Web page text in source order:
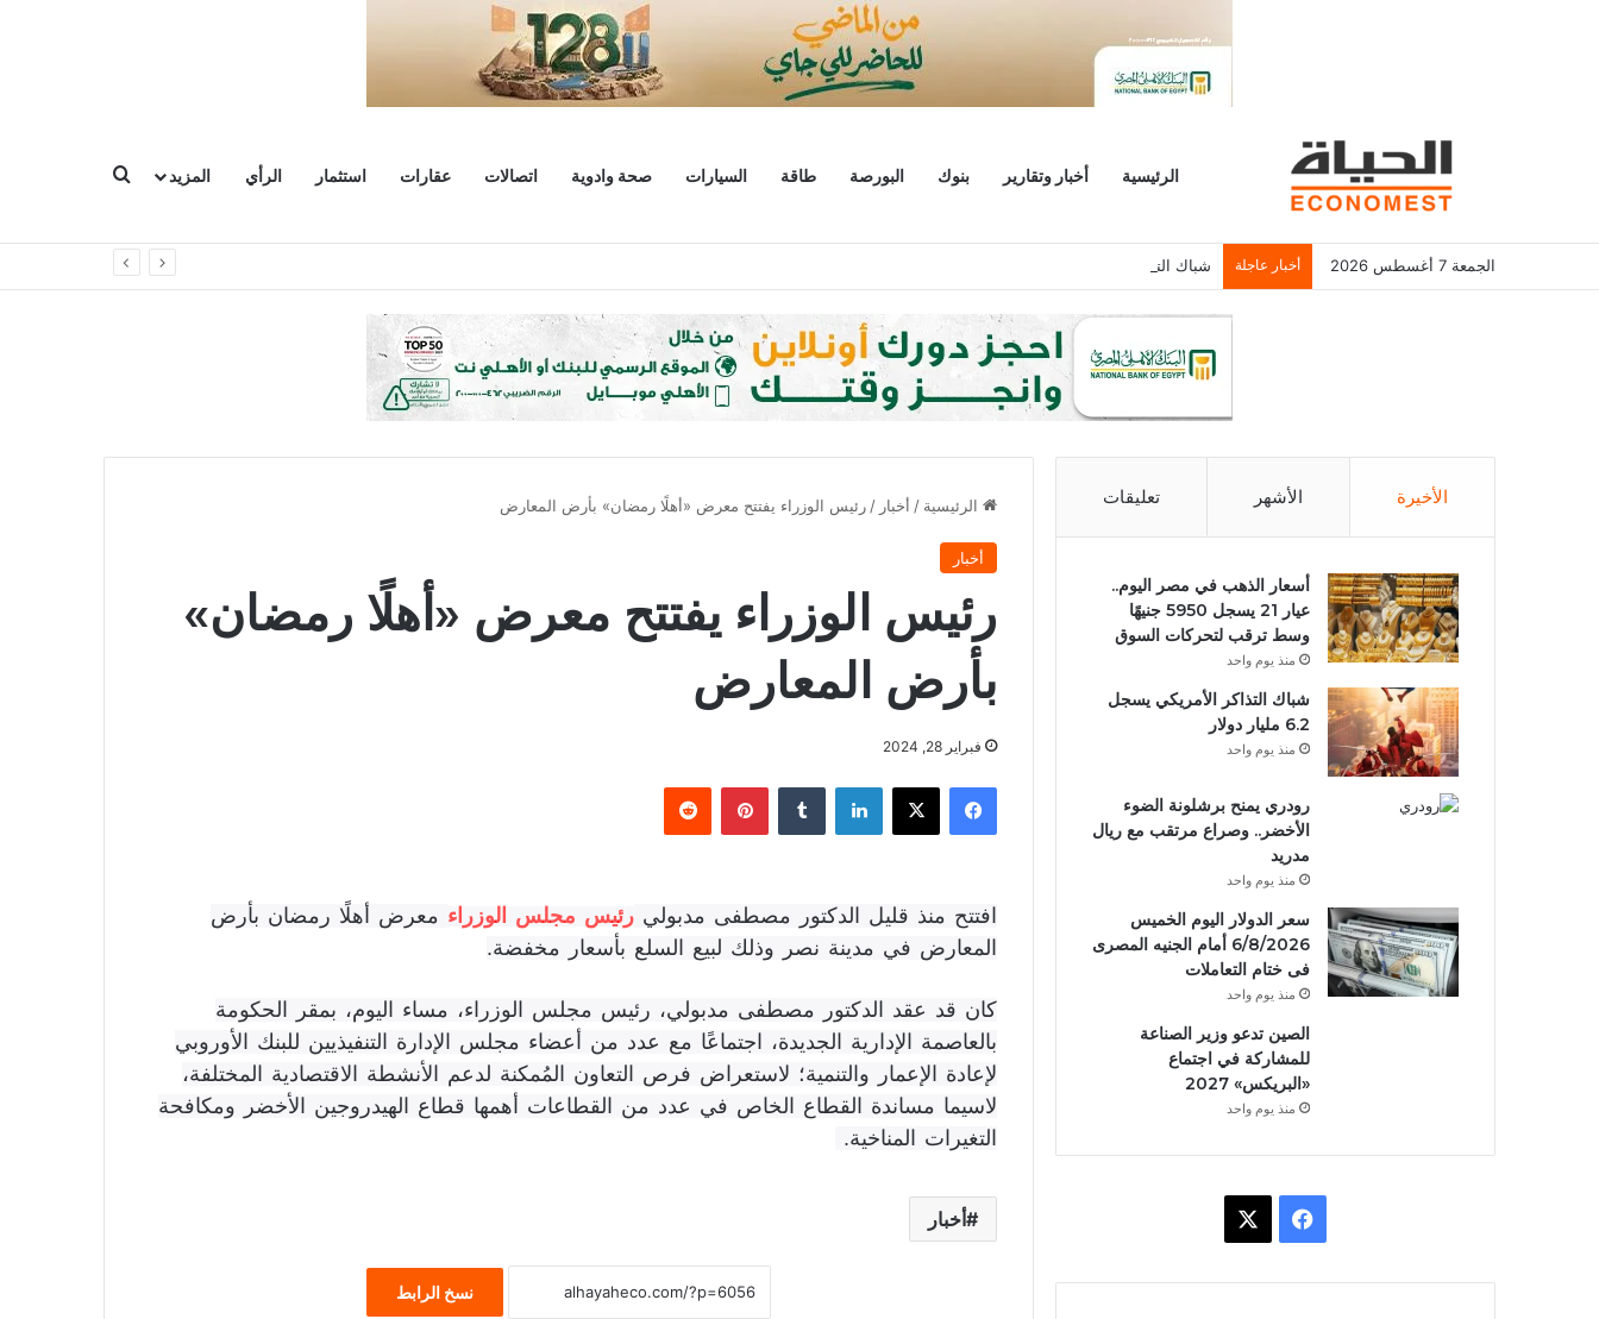
الرئيسية أخبار وتقارير بنوك البورصة طاقة السيارات صحة وادوية اتصالات عقارات استثمار الرأي المزيد
الجمعة 7 أغسطس 2026 أخبار عاجلة شباك التذاكر الأمريكي يسجل 6.2 مليار دولار
الرئيسية / أخبار / رئيس الوزراء يفتتح معرض «أهلًا رمضان» بأرض المعارض
أخبار
رئيس الوزراء يفتتح معرض «أهلًا رمضان»
بأرض المعارض
فبراير 28, 2024
فيسبوك لينكدإن بينتيريست
افتتح منذ قليل الدكتور مصطفى مدبولي رئيس مجلس الوزراء معرض أهلًا رمضان بأرض
المعارض في مدينة نصر وذلك لبيع السلع بأسعار مخفضة.
كان قد عقد الدكتور مصطفى مدبولي، رئيس مجلس الوزراء، مساء اليوم، بمقر الحكومة
بالعاصمة الإدارية الجديدة، اجتماعًا مع عدد من أعضاء مجلس الإدارة التنفيذيين للبنك الأوروبي
لإعادة الإعمار والتنمية؛ لاستعراض فرص التعاون المُمكنة لدعم الأنشطة الاقتصادية المختلفة،
لاسيما مساندة القطاع الخاص في عدد من القطاعات أهمها قطاع الهيدروجين الأخضر ومكافحة
التغيرات المناخية.
أخبار
نسخ الرابط
الأخيرة الأشهر تعليقات
أسعار الذهب في مصر اليوم..
عيار 21 يسجل 5950 جنيهًا
وسط ترقب لتحركات السوق
منذ يوم واحد
شباك التذاكر الأمريكي يسجل
6.2 مليار دولار
منذ يوم واحد
رودري يمنح برشلونة الضوء
الأخضر.. وصراع مرتقب مع ريال
مدريد
منذ يوم واحد
سعر الدولار اليوم الخميس
6/8/2026 أمام الجنيه المصرى
فى ختام التعاملات
منذ يوم واحد
الصين تدعو وزير الصناعة
للمشاركة في اجتماع
«البريكس» 2027
منذ يوم واحد